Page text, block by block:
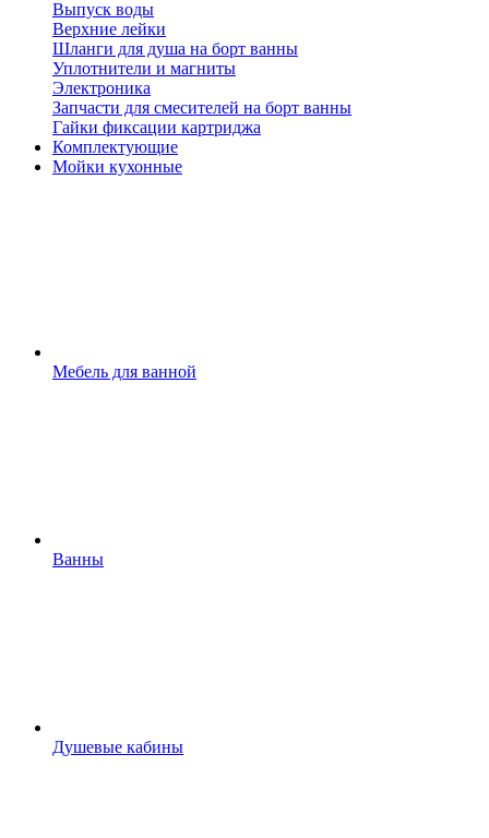
Выпуск воды
Верхние лейки
Шланги для душа на борт ванны
Уплотнители и магниты
Электроника
Запчасти для смесителей на борт ванны
Гайки фиксации картриджа
Комплектующие
Мойки кухонные
Мебель для ванной
Ванны
Душевые кабины